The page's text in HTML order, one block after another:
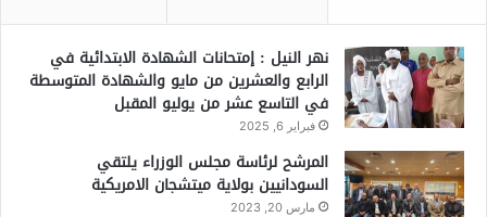
نهر النيل : إمتحانات الشهادة الابتدائية في
الرابع والعشرين من مايو والشهادة المتوسطة
في التاسع عشر من يوليو المقبل
فبراير 6, 2025
المرشح لرئاسة مجلس الوزراء يلتقي
السودانيين بولاية ميتشجان الامريكية
مارس 20, 2023